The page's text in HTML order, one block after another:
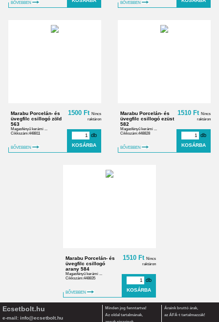
BŐVEBBEN BŐVEBBEN
Marabu Porcelán- és
üvegfilc csillogó zöld
563
Magasfényű kerámi ...
Cikkszám:448811
BŐVEBBEN
1500 Ft Nincs
raktáron
db
Marabu Porcelán- és
üvegfilc csillogó ezüst
582
Magasfényű kerámi ...
Cikkszám:448828
BŐVEBBEN
1510 Ft Nincs
raktáron
db
Marabu Porcelán- és
üvegfilc csillogó
arany 584
Magasfényű kerámi ...
Cikkszám:448835
BŐVEBBEN
1510 Ft Nincs
raktáron
db
Ecsetbolt.hu
e-mail: info@ecsetbolt.hu
Minden jog fenntartva!
Az oldal tartalmának,
Áraink bruttó árak,
az ÁFÁ-t tartalmazzák!